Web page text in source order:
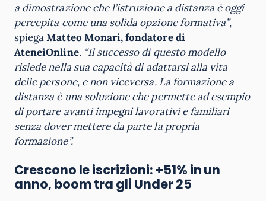
a dimostrazione che l’istruzione a distanza è oggi
percepita come una solida opzione formativa”,
spiegaMatteo Monari, fondatore di
AteneiOnline. “Il successo di questo modello
risiede nella sua capacità di adattarsi alla vita
delle persone, e non viceversa. La formazione a
distanza è una soluzione che permette ad esempio
di portare avanti impegni lavorativi e familiari
senza dover mettere da parte la propria
formazione”.
Crescono le iscrizioni: +51% in un
anno, boom tra gli Under 25